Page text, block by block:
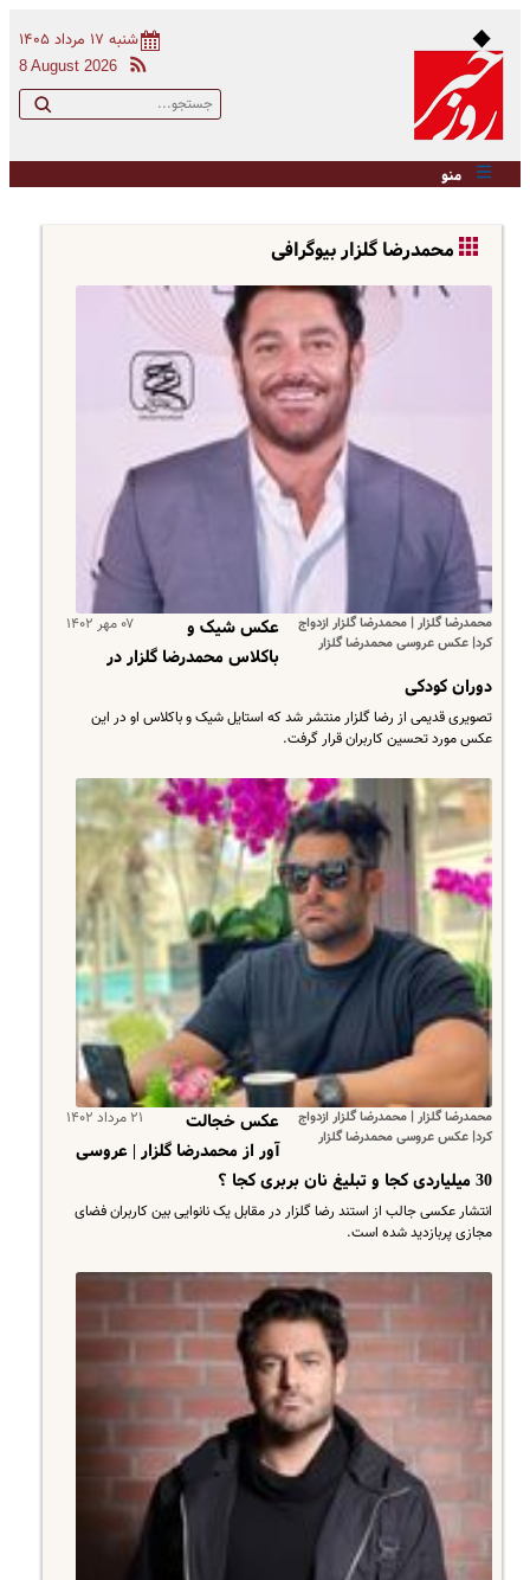
شنبه ۱۷ مرداد ۱۴۰۵
8 August 2026
منو
محمدرضا گلزار بیوگرافی
محمدرضا گلزار | محمدرضا گلزار ازدواج
کرد| عکس عروسی محمدرضا گلزار
۰۷ مهر ۱۴۰۲
عکس شیک و
باکلاس محمدرضا گلزار در
دوران کودکی
تصویری قدیمی از رضا گلزار منتشر شد که استایل شیک و باکلاس او در این
عکس مورد تحسین کاربران قرار گرفت.
محمدرضا گلزار | محمدرضا گلزار ازدواج
کرد| عکس عروسی محمدرضا گلزار
۲۱ مرداد ۱۴۰۲
عکس خجالت
آور از محمدرضا گلزار | عروسی
30 میلیاردی کجا و تبلیغ نان بربری کجا ؟
انتشار عکسی جالب از استند رضا گلزار در مقابل یک نانوایی بین کاربران فضای
مجازی پربازدید شده است.